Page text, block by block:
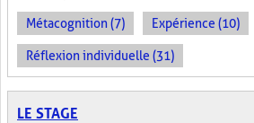
Métacognition (7) Expérience (10)
Réflexion individuelle (31)
LE STAGE